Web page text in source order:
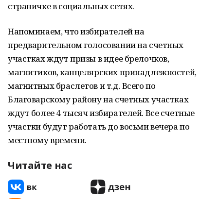
страничке в социальных сетях.
Напоминаем, что избирателей на
предварительном голосовании на счетных
участках ждут призы в идее брелочков,
магнитиков, канцелярских принадлежностей,
магнитных браслетов и т.д. Всего по
Благоварскому району на счетных участках
ждут более 4 тысяч избирателей. Все счетные
участки будут работать до восьми вечера по
местному времени.
Читайте нас